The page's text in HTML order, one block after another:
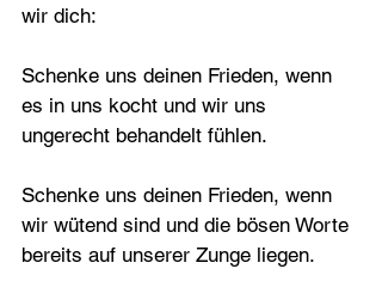
wir dich:
Schenke uns deinen Frieden, wenn
es in uns kocht und wir uns
ungerecht behandelt fühlen.
Schenke uns deinen Frieden, wenn
wir wütend sind und die bösen Worte
bereits auf unserer Zunge liegen.